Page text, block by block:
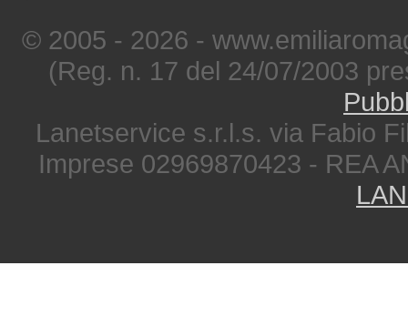
© 2005 - 2026 -
(Reg. n. 17 del 24/07/2003
Lanetservice s.r.l.s. via Fabio
Imprese 02969870423 - REA